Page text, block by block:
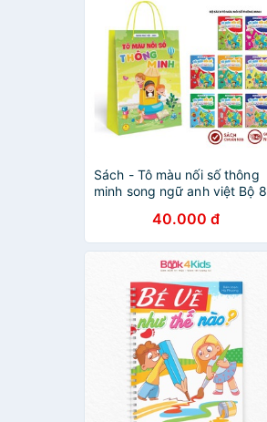
Sách - Tô màu nối số thông
minh song ngữ anh việt Bộ 8
40.000 đ